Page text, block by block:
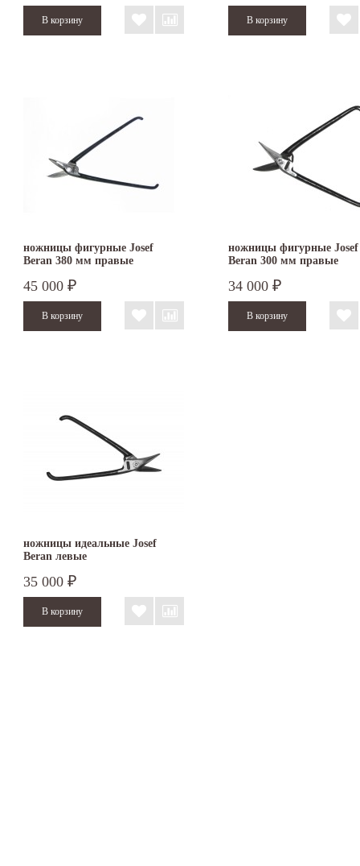
ножницы фигурные Josef
Beran 380 мм правые
45 000 ₽
ножницы фигурные Josef
Beran 300 мм правые
34 000 ₽
ножницы идеальные Josef
Beran левые
35 000 ₽